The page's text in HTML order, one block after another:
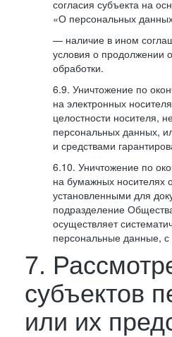
согласия субъекта на
«О персональных
— наличие в ином
условия о продолжении
обработки.
6.9. Уничтожение по
на электронных
целостности носителя,
персональных данных,
и средствами
6.10. Уничтожение по
на бумажных носителях
установленными для
подразделение
осуществляет
персональные данные,
7.
субъектов
или их